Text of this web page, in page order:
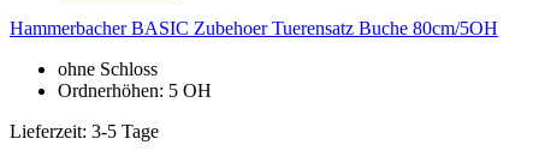
Hammerbacher BASIC Zubehoer Tuerensatz Buche 80cm/5OH
ohne Schloss
Ordnerhöhen: 5 OH
Lieferzeit: 3-5 Tage